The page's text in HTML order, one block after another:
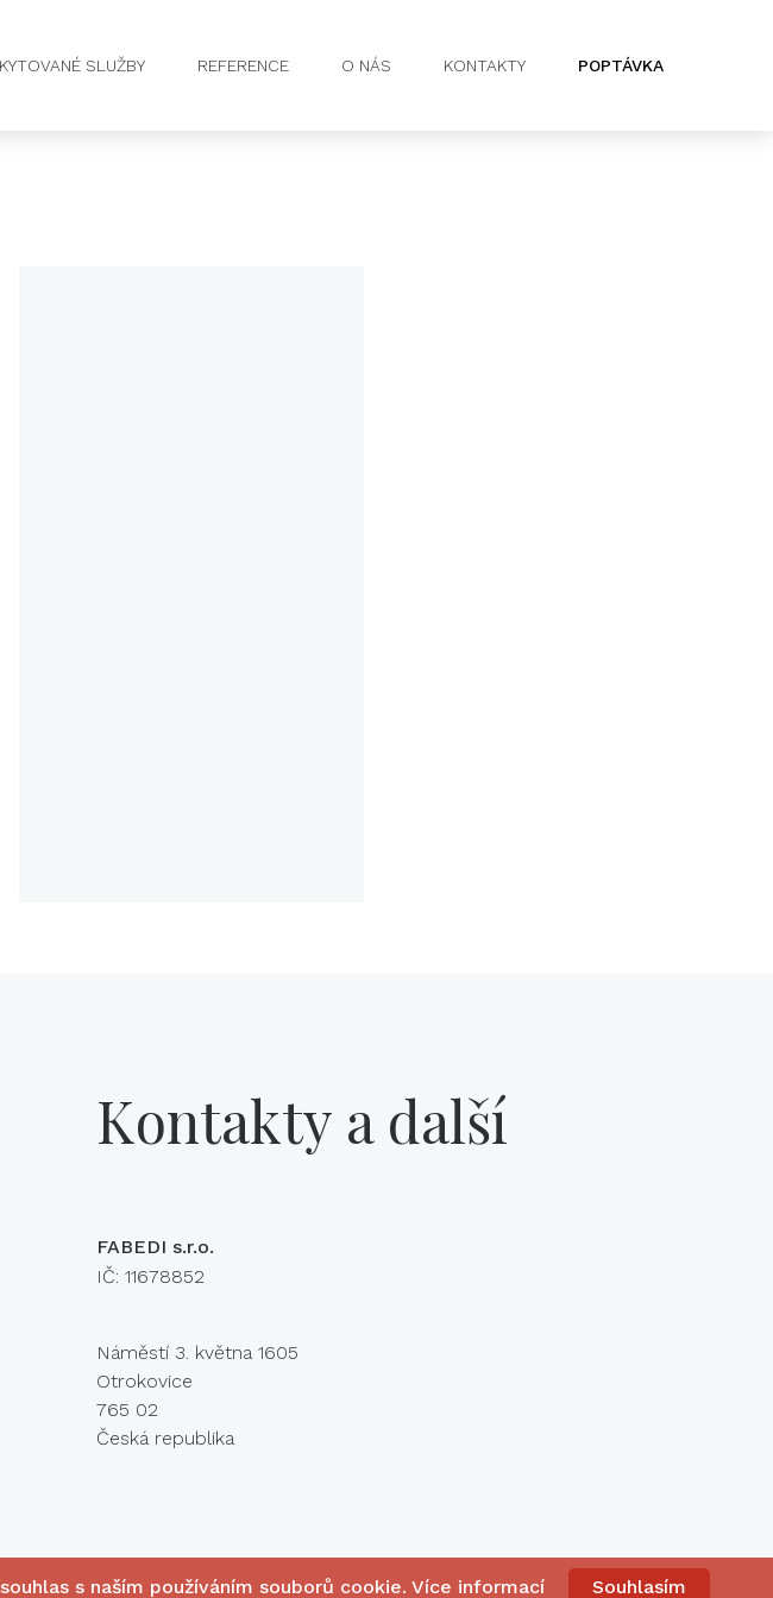
SLUŽBY REFERENCE O NÁS KONTAKTY POPTÁVKA
Kontakty a další
FABEDI s.r.o.
IČ: 11678852
Náměstí 3. května 1605
Otrokovice
765 02
Česká republika
s naším používáním souborů cookie. Více informací Souhlasím